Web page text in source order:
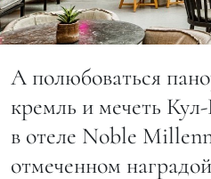
А полюбоваться
кремль и мечеть
в отеле Noble
отмеченном